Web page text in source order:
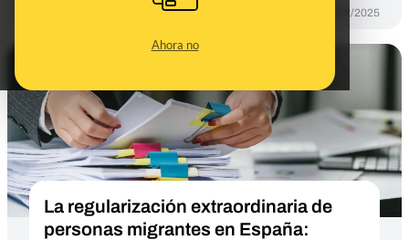
Ahora no
03/12/2025
La regularización extraordinaria de
personas migrantes en España: